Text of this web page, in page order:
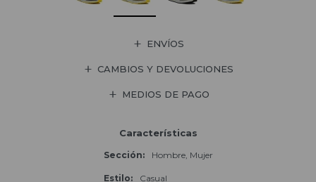
ENVÍOS
CAMBIOS Y DEVOLUCIONES
MEDIOS DE PAGO
Características
Sección Hombre, Mujer
Estilo Casual